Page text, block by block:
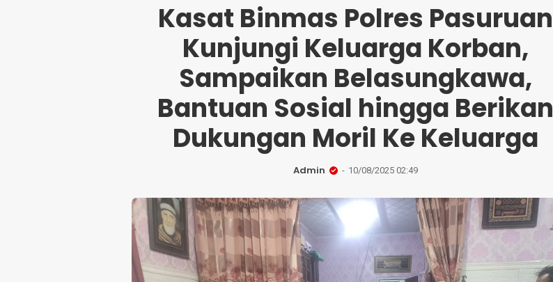
Kasat Binmas Polres Pasuruan
Kunjungi Keluarga Korban,
Sampaikan Belasungkawa,
Bantuan Sosial hingga Berikan
Dukungan Moril Ke Keluarga
Admin 10/08/2025 02:49